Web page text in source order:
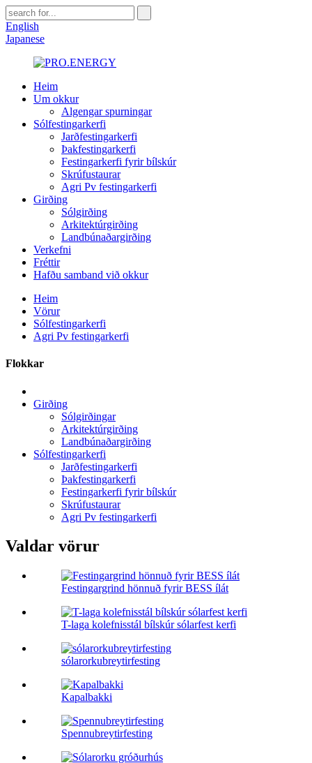
English
Japanese
Heim
Um okkur
Algengar spurningar
Sólfestingarkerfi
Jarðfestingarkerfi
Þakfestingarkerfi
Festingarkerfi fyrir bílskúr
Skrúfustaurar
Agri Pv festingarkerfi
Girðing
Sólgirðing
Arkitektúrgirðing
Landbúnaðargirðing
Verkefni
Fréttir
Hafðu samband við okkur
Heim
Vörur
Sólfestingarkerfi
Agri Pv festingarkerfi
Flokkar
Girðing
Sólgirðingar
Arkitektúrgirðing
Landbúnaðargirðing
Sólfestingarkerfi
Jarðfestingarkerfi
Þakfestingarkerfi
Festingarkerfi fyrir bílskúr
Skrúfustaurar
Agri Pv festingarkerfi
Valdar vörur
Festingargrind hönnuð fyrir BESS ílát
T-laga kolefnisstál bílskúr sólarfest kerfi
sólarorkubreytirfesting
Kapalbakki
Spennubreytirfesting